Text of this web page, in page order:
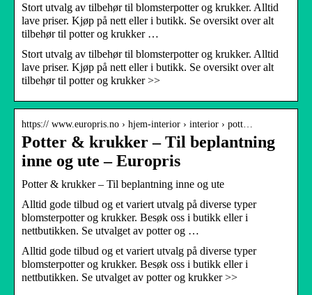
Stort utvalg av tilbehør til blomsterpotter og krukker. Alltid
lave priser. Kjøp på nett eller i butikk. Se oversikt over alt
tilbehør til potter og krukker …
Stort utvalg av tilbehør til blomsterpotter og krukker. Alltid
lave priser. Kjøp på nett eller i butikk. Se oversikt over alt
tilbehør til potter og krukker >>
https:// www.europris.no › hjem-interior › interior › pott…
Potter & krukker – Til beplantning
inne og ute – Europris
Potter & krukker – Til beplantning inne og ute
Alltid gode tilbud og et variert utvalg på diverse typer
blomsterpotter og krukker. Besøk oss i butikk eller i
nettbutikken. Se utvalget av potter og …
Alltid gode tilbud og et variert utvalg på diverse typer
blomsterpotter og krukker. Besøk oss i butikk eller i
nettbutikken. Se utvalget av potter og krukker >>